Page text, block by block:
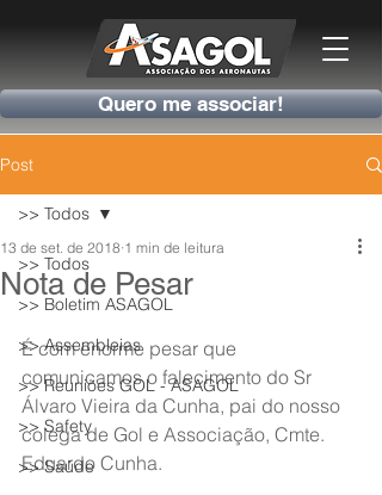
Quero me associar!
Post
>> Todos
>> Boletim ASAGOL
>> Assembleias
>> Reuniões GOL - ASAGOL
>> Safety
>> Saúde
>> Todos
Nota de Pesar
13 de set. de 2018 1 min de leitura
É com enorme pesar que
comunicamos o falecimento do Sr
Álvaro Vieira da Cunha, pai do nosso
colega de Gol e Associação, Cmte.
Eduardo Cunha.